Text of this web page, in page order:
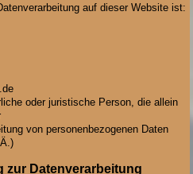
auf dieser Website ist:
oder juristische Person, die allein
von personenbezogenen Daten
zur Datenverarbeitung